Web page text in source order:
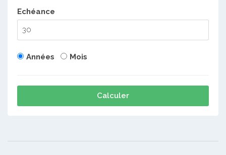
Echéance
Années Mois
Calculer